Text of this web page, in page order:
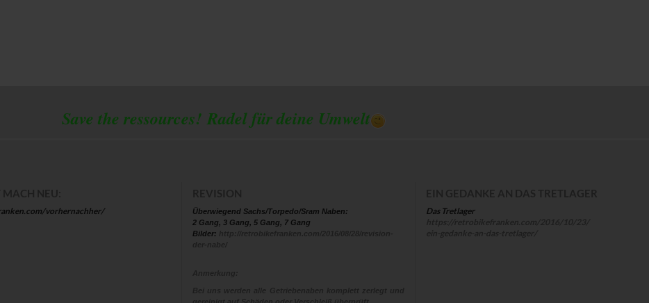
the ressources! Radel für deine Umwelt
vorhernachher/
Überwiegend Sachs/Torpedo/Sram Naben:
2 Gang, 3 Gang, 5 Gang, 7 Gang
Bilder:
Das Tretlager